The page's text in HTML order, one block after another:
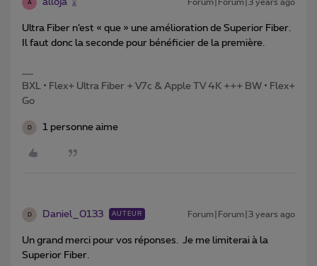
A alloja Forum|Forum|3 years ago
Ultra Fiber n’est « que » une amélioration de Superior Fiber.
Il faut donc la seconde pour bénéficier de la première.
BXL • Flex+ Ultra Fiber + V7c & Apple TV 4K +++ BW • Flex+
Go
D 1 personne aime
D Daniel_0133 AUTEUR Forum|Forum|3 years ago
Un grand merci pour vos réponses. Je me limiterai à la
Superior Fiber.